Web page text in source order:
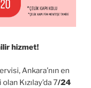
hizmet!
Ankara’nın en
Kızılay’da 7/24